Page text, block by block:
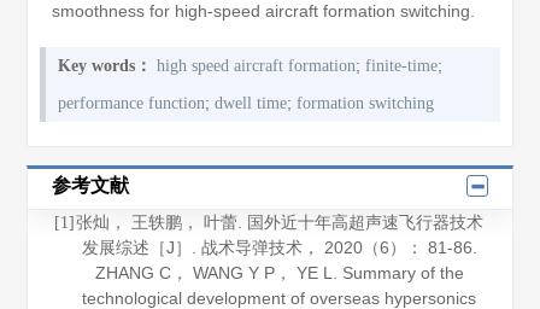
smoothness for high-speed aircraft formation switching.
Key words： high speed aircraft formation;finite-time;
performance function;dwell time;formation switching
参考文献
[1] 张灿， 王轶鹏， 叶蕾. 国外近十年高超声速飞行器技术
发展综述［J］. 战术导弹技术， 2020（6）： 81-86.
ZHANG C， WANG Y P， YE L. Summary of the
technological development of overseas hypersonics